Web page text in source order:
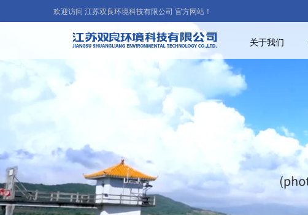
欢迎访问 江苏双良环境科技有限公司 官方网站！
关于我们